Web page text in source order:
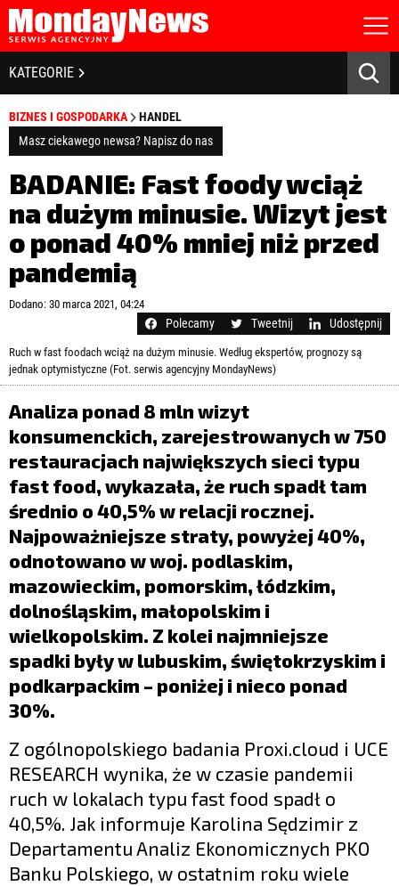
STRONA GŁÓWNA
O NAS
POLITYKA PRYWATNOŚCI
REGULAMIN
LICENCJA
REJESTRACJA
KONTAKT
Zapamiętaj mnie
Kliknij tutaj
KATEGORIE
BIZNES I GOSPODARKA
BANKOWOŚĆ I FINANSE
NOWE TECHNOLOGIE
SPOŁECZEŃSTWO
EDUKACJA
MEDIA
ZDROWIE I URODA
KULTURA
LIFESTYLE
OPINIE I KOMENTARZE
BIZNES I GOSPODARKA
HANDEL
Masz ciekawego newsa? Napisz do nas
BADANIE: Fast foody wciąż
na dużym minusie. Wizyt jest
o ponad 40% mniej niż przed
pandemią
Dodano: 30 marca 2021, 04:24
Polecamy Tweetnij Udostępnij
Ruch w fast foodach wciąż na dużym minusie. Według ekspertów, prognozy są
jednak optymistyczne (Fot. serwis agencyjny MondayNews)
Analiza ponad 8 mln wizyt
konsumenckich, zarejestrowanych w 750
restauracjach największych sieci typu
fast food, wykazała, że ruch spadł tam
średnio o 40,5% w relacji rocznej.
Najpoważniejsze straty, powyżej 40%,
odnotowano w woj. podlaskim,
mazowieckim, pomorskim, łódzkim,
dolnośląskim, małopolskim i
wielkopolskim. Z kolei najmniejsze
spadki były w lubuskim, świętokrzyskim i
podkarpackim – poniżej i nieco ponad
30%.
Z ogólnopolskiego badania Proxi.cloud i UCE
RESEARCH wynika, że w czasie pandemii
ruch w lokalach typu fast food spadł o
40,5%. Jak informuje Karolina Sędzimir z
Departamentu Analiz Ekonomicznych PKO
Banku Polskiego, w ostatnim roku wiele